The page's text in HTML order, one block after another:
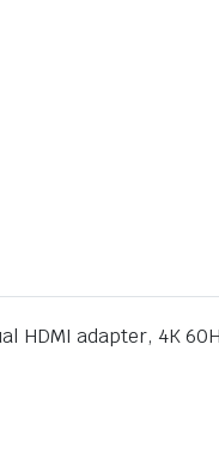
HDMI adapter, 4K